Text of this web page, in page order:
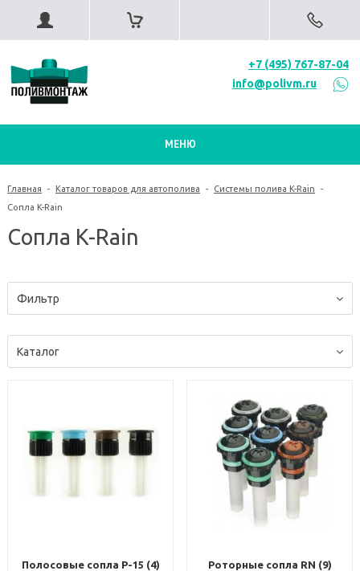
+7 (495) 767-87-04
info@polivm.ru
МЕНЮ
Главная - Каталог товаров для автополива - Системы полива K-Rain
-
Сопла K-Rain
Сопла K-Rain
Фильтр
Каталог
Полосовые сопла P-15 (4) Роторные сопла RN (9)